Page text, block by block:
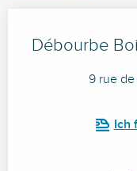
Débourbe
9 rue
Ich